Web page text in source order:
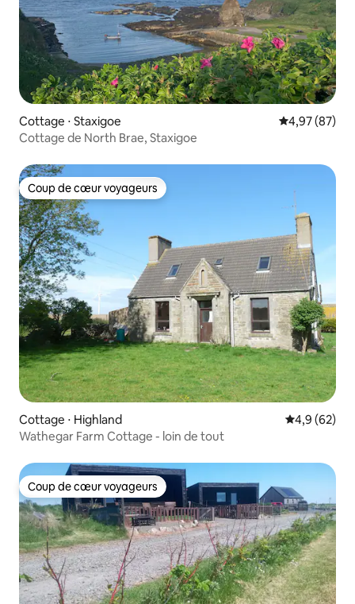
Cottage ⋅ Staxigoe Évaluation
4,97 (87)
Cottage de North Brae, Staxigoe
Coup de cœur voyageurs
Coup de cœur voyageurs
Cottage ⋅ Highland Évaluation
4,9 (62)
Wathegar Farm Cottage - loin de tout
Coup de cœur voyageurs
Coup de cœur voyageurs